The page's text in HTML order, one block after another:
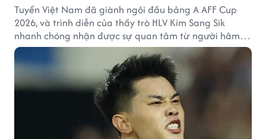
Tuyển Việt Nam đã giành ngôi đầu bảng A AFF Cup
2026, và trình diễn của thầy trò HLV Kim Sang Sik
nhanh chóng nhận được sự quan tâm từ người hâm
mộ Thái Lan.